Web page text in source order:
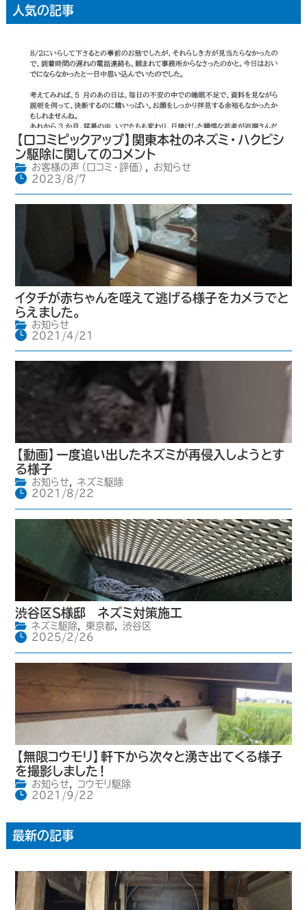
人気の記事
【口コミピックアップ】関東本社のネズミ・ハクビシ
ン駆除に関してのコメント
お客様の声（口コミ・評価） ,
お知らせ
2023/8/7
イタチが赤ちゃんを咥えて逃げる様子をカメラでと
らえました。
お知らせ
2021/4/21
【動画】一度追い出したネズミが再侵入しようとす
る様子
お知らせ,
ネズミ駆除
2021/8/22
渋谷区S様邸 ネズミ対策施工
ネズミ駆除, 東京都,
渋谷区
2025/2/26
【無限コウモリ】軒下から次々と湧き出てくる様子
を撮影しました！
お知らせ,
コウモリ駆除
2021/9/22
最新の記事